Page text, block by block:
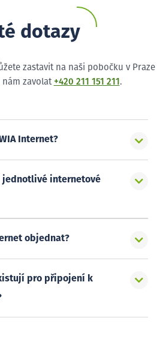
dotazy
zastavit na naši pobočku v Praze
nám zavolat +420 211 151 211 .
Internet?
jednotlivé internetové
objednat?
pro připojení k